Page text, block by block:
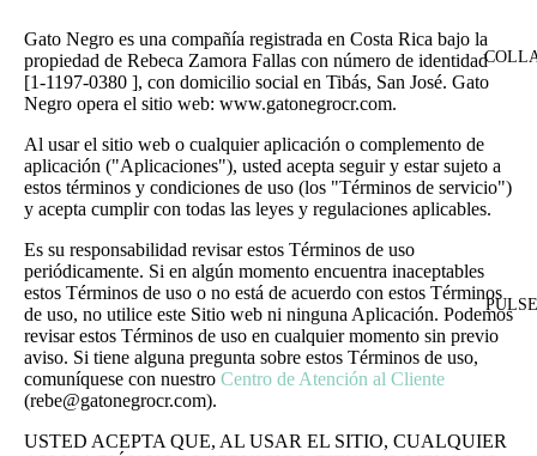
Gato Negro es una compañía registrada en Costa Rica bajo la
propiedad de Rebeca Zamora Fallas con número de identidad
[1-1197-0380 ], con domicilio social en Tibás, San José. Gato
Negro opera el sitio web: www.gatonegrocr.com.
Al usar el sitio web o cualquier aplicación o complemento de
aplicación ("Aplicaciones"), usted acepta seguir y estar sujeto a
estos términos y condiciones de uso (los "Términos de servicio")
y acepta cumplir con todas las leyes y regulaciones aplicables.
Es su responsabilidad revisar estos Términos de uso
periódicamente. Si en algún momento encuentra inaceptables
estos Términos de uso o no está de acuerdo con estos Términos
de uso, no utilice este Sitio web ni ninguna Aplicación. Podemos
revisar estos Términos de uso en cualquier momento sin previo
aviso. Si tiene alguna pregunta sobre estos Términos de uso,
comuníquese con nuestro Centro de Atención al Cliente
(rebe@gatonegrocr.com).
USTED ACEPTA QUE, AL USAR EL SITIO, CUALQUIER